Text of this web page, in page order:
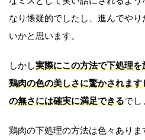
なり懐疑的でしたし、進んでや
いかと思います。
しかし実際にこの方法で下処理
鶏肉の色の美しさに驚かされま
の無さには確実に満足できるでし
鶏肉の下処理の方法は色々あり